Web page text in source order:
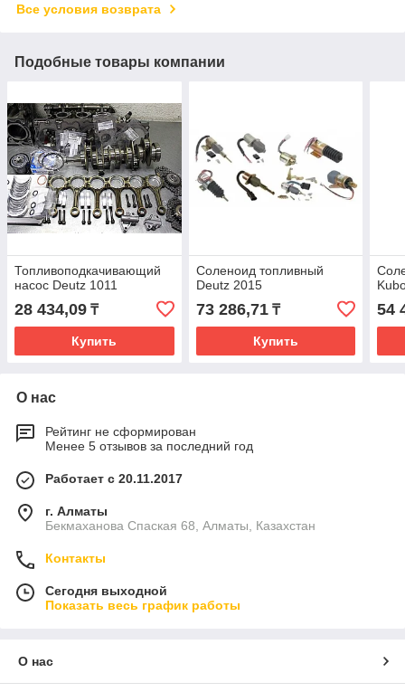
Все условия возврата
Подобные товары компании
Топливоподкачивающий
насос Deutz 1011
28 434,09 ₸
Купить
Соленоид топливный
Deutz 2015
73 286,71₸
Купить
54
О нас
Рейтинг не сформирован
Менее 5 отзывов за последний год
Работает с 20.11.2017
г. Алматы
Бекмаханова Спаская 68, Алматы, Казахстан
Контакты
Сегодня выходной
Показать весь график работы
О нас